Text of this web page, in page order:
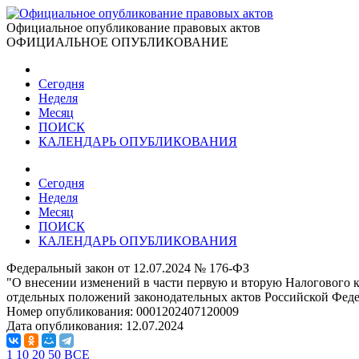
Официальное опубликование правовых актов
ОФИЦИАЛЬНОЕ ОПУБЛИКОВАНИЕ
Сегодня
Неделя
Месяц
ПОИСК
КАЛЕНДАРЬ ОПУБЛИКОВАНИЯ
Сегодня
Неделя
Месяц
ПОИСК
КАЛЕНДАРЬ ОПУБЛИКОВАНИЯ
Федеральный закон от 12.07.2024 № 176-ФЗ
"О внесении изменений в части первую и вторую Налогового
отдельных положений законодательных актов Российской
Номер опубликования: 0001202407120009
Дата опубликования: 12.07.2024
1 10 20 50 ВСЕ